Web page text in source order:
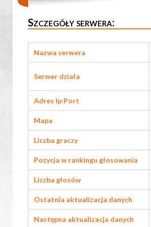
Szczegóły serwera:
Nazwa serwera
Serwer działa
Adres Ip:Port
Mapa
Liczba graczy
Pozycja w rankingu głosowania
Liczba głosów
Ostatnia aktualizacja danych
Następna aktualizacja danych